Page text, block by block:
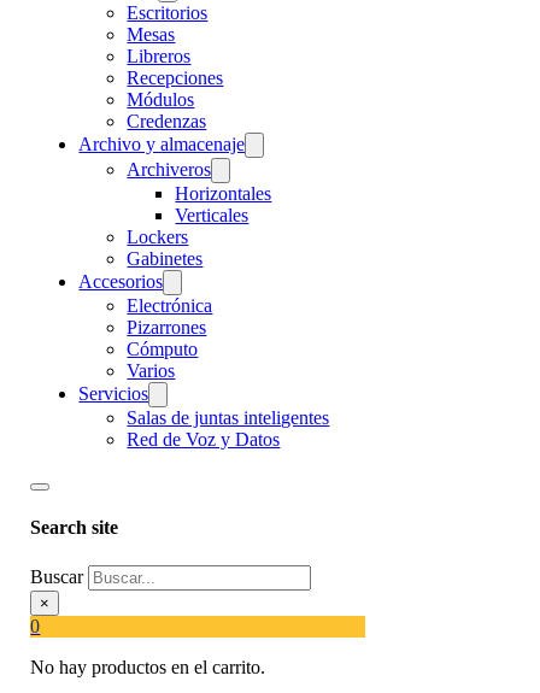
Escritorios
Mesas
Libreros
Recepciones
Módulos
Credenzas
Archivo y almacenaje
Archiveros
Horizontales
Verticales
Lockers
Gabinetes
Accesorios
Electrónica
Pizarrones
Cómputo
Varios
Servicios
Salas de juntas inteligentes
Red de Voz y Datos
Search site
Buscar
×
0
No hay productos en el carrito.